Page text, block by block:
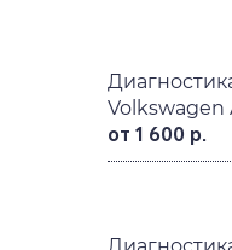
Volkswagen
от 1 600 р.